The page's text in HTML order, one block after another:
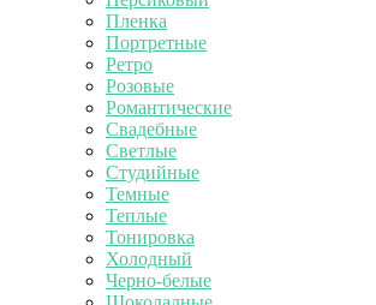
Пленка
Портретные
Ретро
Розовые
Романтические
Свадебные
Светлые
Студийные
Темные
Теплые
Тонировка
Холодный
Черно-белые